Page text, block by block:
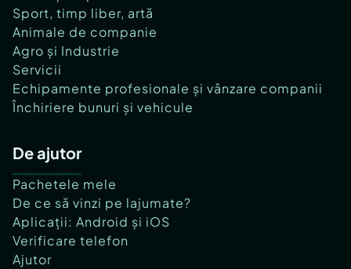
Sport, timp liber, artă
Animale de companie
Agro și Industrie
Servicii
Echipamente profesionale și vânzare companii
Închiriere bunuri și vehicule
De ajutor
Pachetele mele
De ce să vinzi pe lajumate?
Aplicații: Android și iOS
Verificare telefon
Ajutor